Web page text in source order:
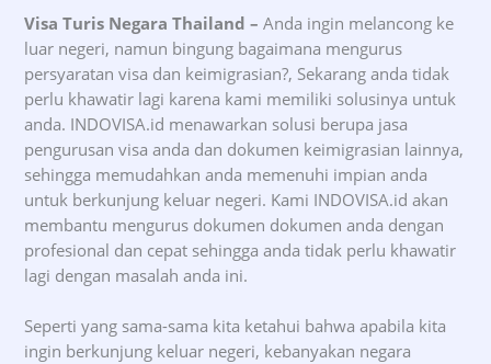
Visa Turis Negara Thailand –Anda ingin melancong ke
luar negeri, namun bingung bagaimana mengurus
persyaratan visa dan keimigrasian?, Sekarang anda tidak
perlu khawatir lagi karena kami memiliki solusinya untuk
anda. INDOVISA.id menawarkan solusi berupa jasa
pengurusan visa anda dan dokumen keimigrasian lainnya,
sehingga memudahkan anda memenuhi impian anda
untuk berkunjung keluar negeri. Kami INDOVISA.id akan
membantu mengurus dokumen dokumen anda dengan
profesional dan cepat sehingga anda tidak perlu khawatir
lagi dengan masalah anda ini.
Seperti yang sama-sama kita ketahui bahwa apabila kita
ingin berkunjung keluar negeri, kebanyakan negara